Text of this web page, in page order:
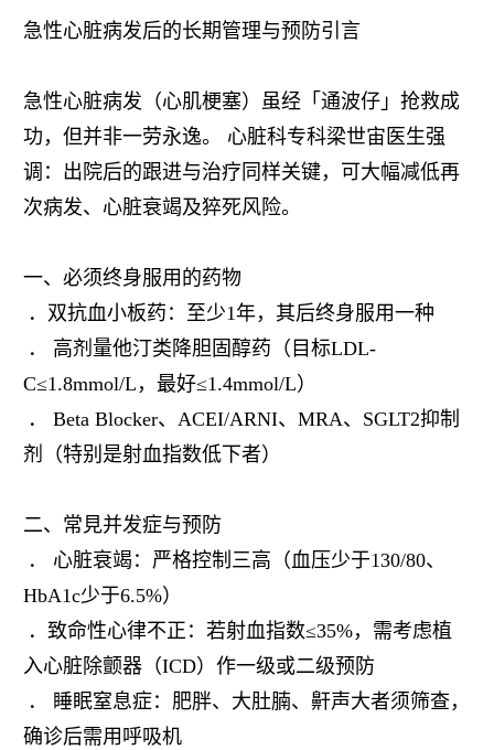
急性⼼脏病发后的长期管理与预防引⾔
急性⼼脏病发（⼼肌梗塞）虽经「通波仔」抢救成
功，但并非⼀劳永逸。 ⼼脏科专科梁世宙医⽣强
调：出院后的跟进与治疗同样关键，可⼤幅减低再
次病发、⼼脏衰竭及猝死风险。
⼀、必须终⾝服⽤的药物
．双抗⾎⼩板药：⾄少1年，其后终⾝服⽤⼀种
． ⾼剂量他汀类降胆固醇药（⽬标LDL-
C≤1.8mmol/L，最好≤1.4mmol/L）
． Beta Blocker、ACEI/ARNI、MRA、SGLT2抑制
剂（特别是射⾎指数低下者）
⼆、常⾒并发症与预防
． ⼼脏衰竭：严格控制三⾼（⾎压少于130/80、
HbA1c少于6.5%）
．致命性⼼律不正：若射⾎指数≤35%，需考虑植
入⼼脏除颤器（ICD）作⼀级或⼆级预防
． 睡眠窒息症：肥胖、⼤肚腩、鼾声⼤者须筛查，
确诊后需⽤呼吸机